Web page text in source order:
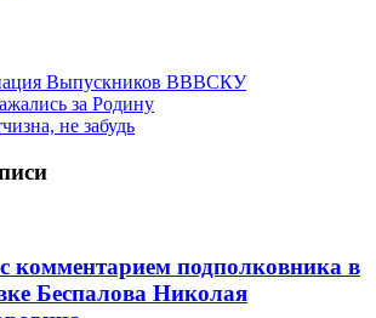
Выпускников ВВВСКУ
за Родину
не забудь
комментарием подполковника в
Беспалова Николая